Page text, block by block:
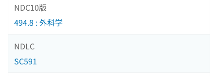
NDC10版
494.8 : 外科学
NDLC
SC591